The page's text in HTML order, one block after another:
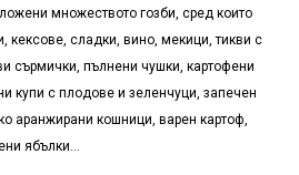
множеството гозби, сред които
кексове, сладки, вино, мекици, тикви с
сърмички, пълнени чушки, картофени
купи с плодове и зеленчуци, запечен
аранжирани кошници, варен картоф,
ябълки...